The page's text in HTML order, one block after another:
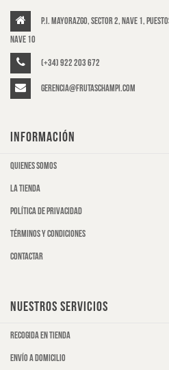
P.I. Mayorazgo, Sector 2, Nave 1,
Nave 10
(+34) 922 203 672
gerencia@frutaschampi.com
INFORMACIÓN
Quienes somos
La tienda
Política de privacidad
Términos y condiciones
Contactar
NUESTROS SERVICIOS
Recogida en tienda
Envío a domicilio